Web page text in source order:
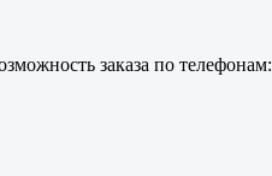
заказа по телефонам: